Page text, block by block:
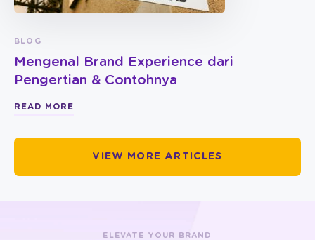
BLOG
Mengenal Brand Experience dari
Pengertian & Contohnya
READ MORE
VIEW MORE ARTICLES
ELEVATE YOUR BRAND